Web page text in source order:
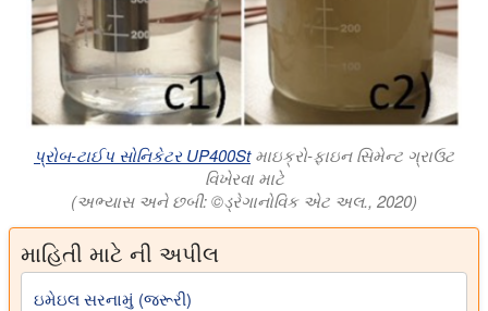
પ્રોબ-ટાઈપ સોનિકેટર UP400Stમાઇક્રો-ફાઇન સિમેન્ટ ગ્રાઉટ
વિખેરવા માટે
(અભ્યાસ અને છબી: ©ડ્રેગાનોવિક એટ અલ., 2020)
માહિતી માટે ની અપીલ
ઇમેઇલ સરનામું (જરૂરી)